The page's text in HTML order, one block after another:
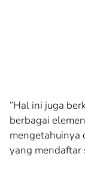
“Hal ini juga
berbagai
mengetahuinya
yang mendaftar